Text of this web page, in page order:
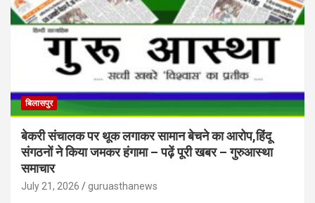
बिलासपुर
बेकरी संचालक पर थूक लगाकर सामान बेचने का आरोप,हिंदू
संगठनों ने किया जमकर हंगामा – पढ़ें पूरी खबर – गुरुआस्था
समाचार
July 21, 2026 guruasthanews